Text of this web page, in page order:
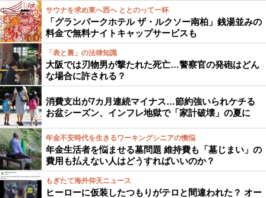
サウナを求め東へ西へ ととのって一杯
「グランパークホテル ザ・ルクソー南柏」銭湯並みの
料金で無料ナイトキャップサービスも
「表と裏」の法律知識
大阪では刃物男が撃たれた死亡…警察官の発砲はどん
な場合に許される？
消費支出が7カ月連続マイナス…節約強いられケチる
お盆シーズン、インフレ地獄で「家計破壊」の夏に
年金不安時代を生きるワーキングシニアの懊悩
年金生活者を悩ませる墓問題 維持費も「墓じまい」の
費用も払えない人はどうすればいいのか？
もぎたて海外仰天ニュース
ヒーローに仮装したつもりがテロと間違われた？ オー